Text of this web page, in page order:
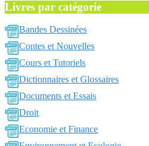
Livres par catégorie
Bandes Dessinées
Contes et Nouvelles
Cours et Tutoriels
Dictionnaires et Glossaires
Documents et Essais
Droit
Economie et Finance